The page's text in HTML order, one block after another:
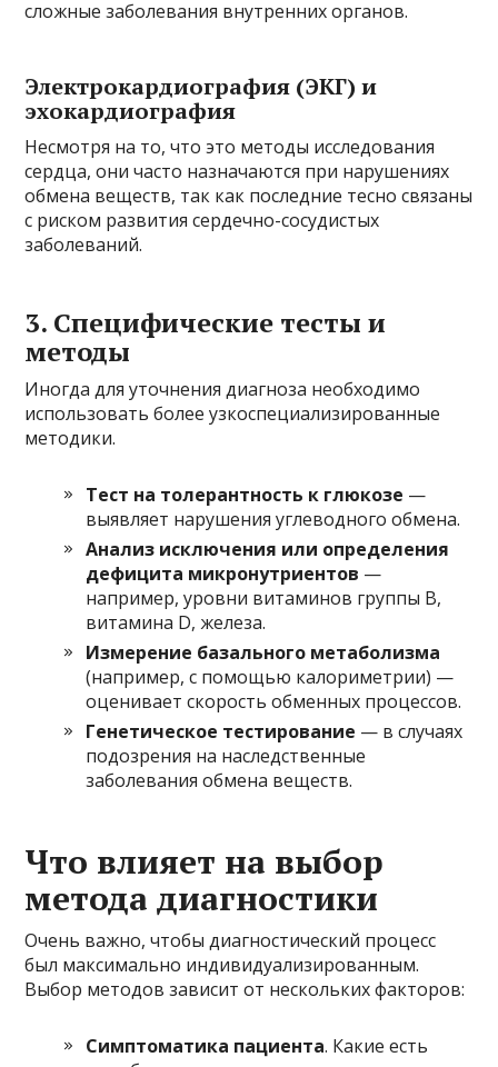
сложные заболевания внутренних органов.
Электрокардиография (ЭКГ) и
эхокардиография
Несмотря на то, что это методы исследования
сердца, они часто назначаются при нарушениях
обмена веществ, так как последние тесно связаны
с риском развития сердечно-сосудистых
заболеваний.
3. Специфические тесты и
методы
Иногда для уточнения диагноза необходимо
использовать более узкоспециализированные
методики.
Тест на толерантность к глюкозе —
выявляет нарушения углеводного обмена.
Анализ исключения или определения
дефицита микронутриентов —
например, уровни витаминов группы B,
витамина D, железа.
Измерение базального метаболизма
(например, с помощью калориметрии) —
оценивает скорость обменных процессов.
Генетическое тестирование — в случаях
подозрения на наследственные
заболевания обмена веществ.
Что влияет на выбор
метода диагностики
Очень важно, чтобы диагностический процесс
был максимально индивидуализированным.
Выбор методов зависит от нескольких факторов:
Симптоматика пациента. Какие есть